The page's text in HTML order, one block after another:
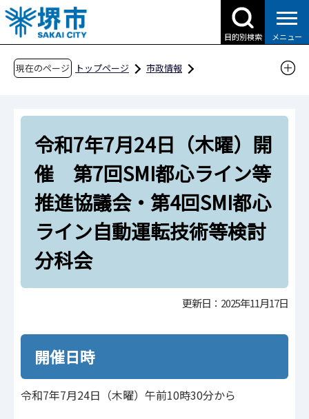
こ
の
ペ
目的別検索 メニュー
現在のページ トップページ
市政情報
SMI（堺・モビリティ・イノベーション）プロ
ジェクト
SMI都心ライン等推進協議会
令和7年7月24日（木曜）開催 第7回SMI都心ラ
イン等推進協議会・第4回SMI都心ライン自動運
転技術等検討分科会
令和7年7月24日（木曜）開
催 第7回SMI都心ライン等
推進協議会・第4回SMI都心
ライン自動運転技術等検討
分科会
更新日：2025年11月17日
開催日時
令和7年7月24日（木曜）午前10時30分から